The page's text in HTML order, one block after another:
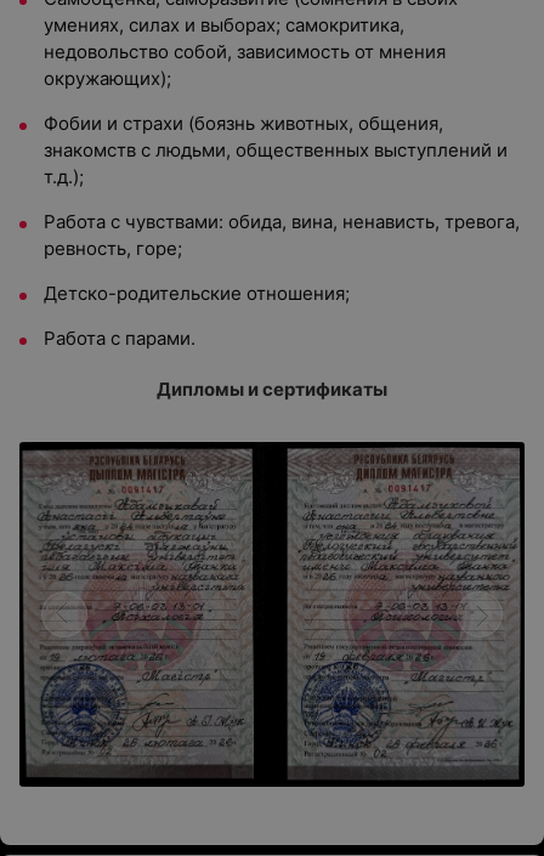
умениях, силах и выборах; самокритика,
недовольство собой, зависимость от мнения
окружающих);
Фобии и страхи (боязнь животных, общения,
знакомств с людьми, общественных выступлений и
т.д.);
Работа с чувствами: обида, вина, ненависть, тревога,
ревность, горе;
Детско-родительские отношения;
Работа с парами.
Дипломы и сертификаты